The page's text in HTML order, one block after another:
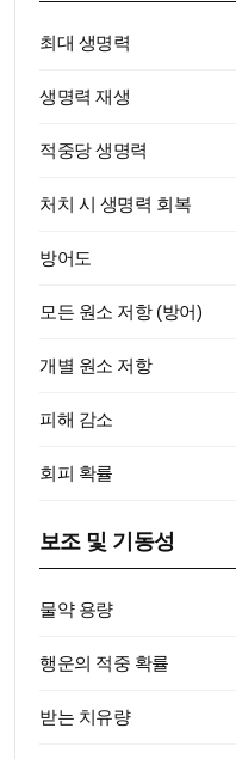
최대 생명력
생명력 재생
적중당 생명력
처치 시 생명력 회복
방어도
모든 원소 저항 (방어)
개별 원소 저항
피해 감소
회피 확률
보조 및 기동성
물약 용량
행운의 적중 확률
받는 치유량